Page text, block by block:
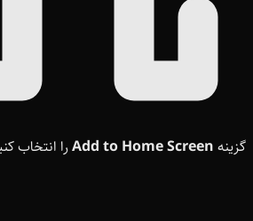
گزینه Add to Home Screenرا انتخاب